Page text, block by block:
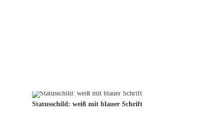
Statusschild: weiß mit blauer Schrift